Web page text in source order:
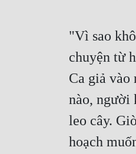
"Vì sao
chuyện từ
Ca giả vào
nào, người
leo cây.
hoạch